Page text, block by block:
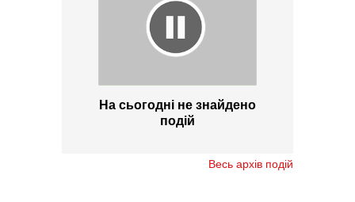
На сьогодні не знайдено
подій
Весь архів подій